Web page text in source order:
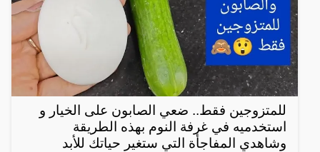
للمتزوجين فقط.. ضعي الصابون على الخيار و
استخدميه في غرفة النوم بهذه الطريقة
وشاهدي المفاجأة التي ستغير حياتك للأبد